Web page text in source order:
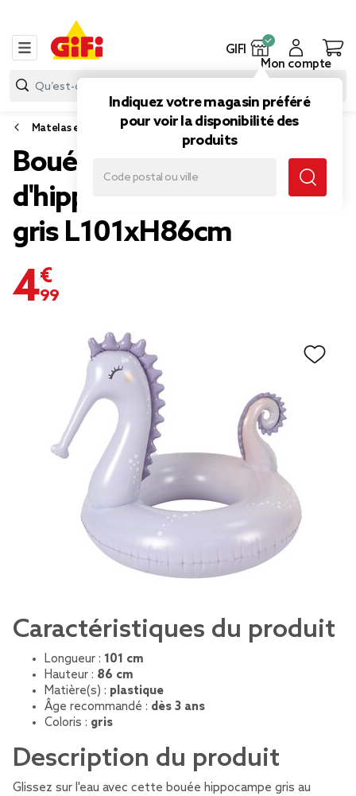
GIFI
Indiquez votre magasin préféré
pour voir la disponibilité des
produits
Mon compte
Matelas et bouée
Bouée ronde tête
d'hippocampe en plastique
gris L101xH86cm
4,99 €
Caractéristiques du produit
Longueur : 101 cm
Hauteur : 86 cm
Matière(s) : plastique
Âge recommandé : dès 3 ans
Coloris : gris
Description du produit
Glissez sur l'eau avec cette bouée hippocampe gris au